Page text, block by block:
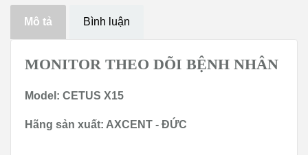
Mô tả Bình luận
MONITOR THEO DÕI BỆNH NHÂN
Model: CETUS X15
Hãng sản xuất: AXCENT - ĐỨC